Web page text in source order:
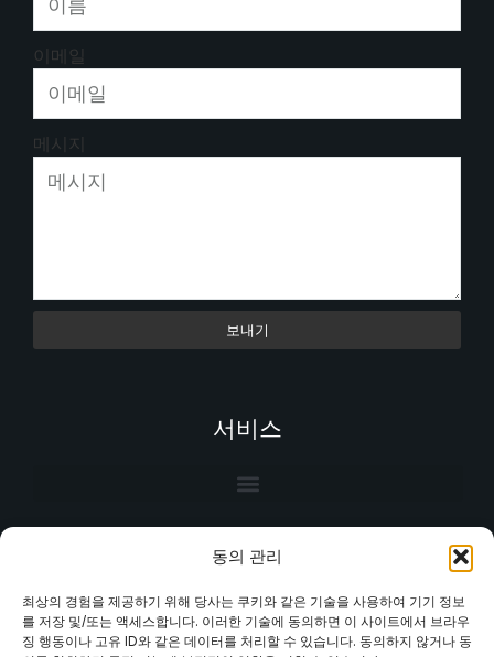
동의 관리
최상의 경험을 제공하기 위해 당사는 쿠키와 같은 기술을 사용하여 기기 정보
를 저장 및/또는 액세스합니다. 이러한 기술에 동의하면 이 사이트에서 브라우
징 행동이나 고유 ID와 같은 데이터를 처리할 수 있습니다. 동의하지 않거나 동
이메일
메시지
보내기
서비스